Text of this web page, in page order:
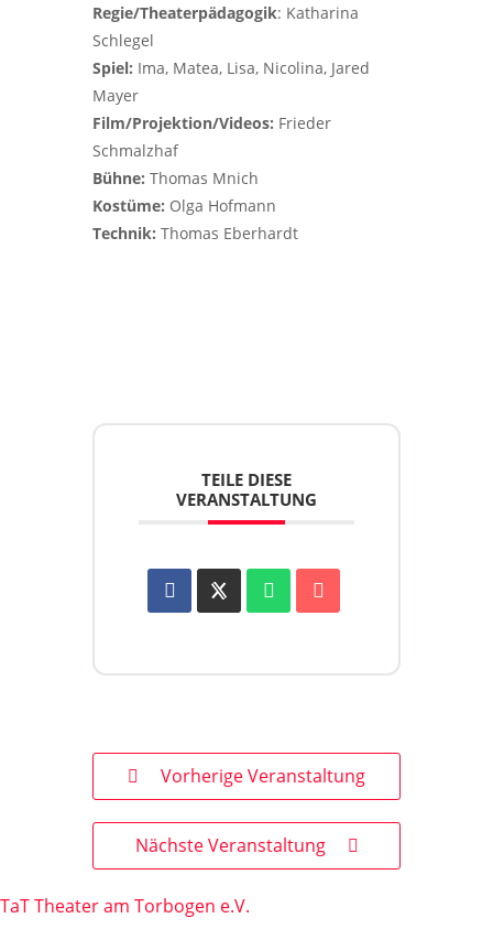
Regie/Theaterpädagogik: Katharina
Schlegel
Spiel: Ima, Matea, Lisa, Nicolina, Jared
Mayer
Film/Projektion/Videos: Frieder
Schmalzhaf
Bühne: Thomas Mnich
Kostüme: Olga Hofmann
Technik: Thomas Eberhardt
TEILE DIESE
VERANSTALTUNG
Vorherige Veranstaltung
Nächste Veranstaltung
TaT Theater am Torbogen e.V.